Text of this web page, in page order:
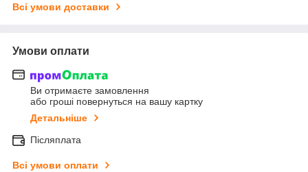
Всі умови доставки
Умови оплати
Ви отримаєте замовлення
або гроші повернуться на вашу картку
Детальніше
Післяплата
Всі умови оплати